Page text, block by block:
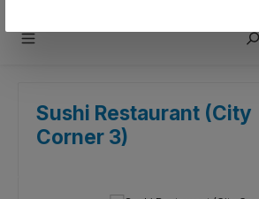
Sushi Restaurant (City
Corner 3)